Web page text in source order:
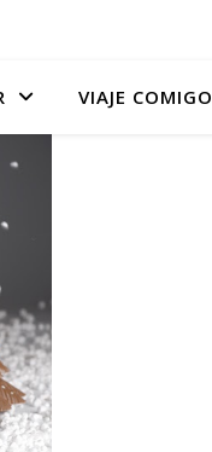
VIAJE COMIGO